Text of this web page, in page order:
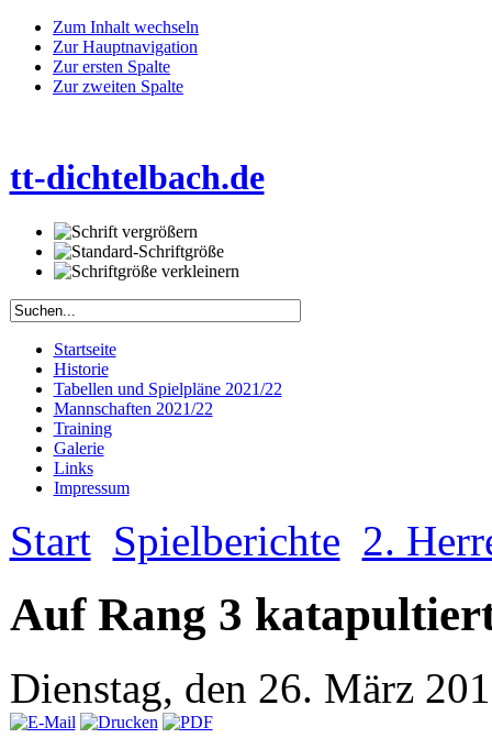
Zum Inhalt wechseln
Zur Hauptnavigation
Zur ersten Spalte
Zur zweiten Spalte
tt-dichtelbach.de
Startseite
Historie
Tabellen und Spielpläne 2021/22
Mannschaften 2021/22
Training
Galerie
Links
Impressum
Start Spielberichte 2.
Auf Rang 3
Dienstag, den 26. März